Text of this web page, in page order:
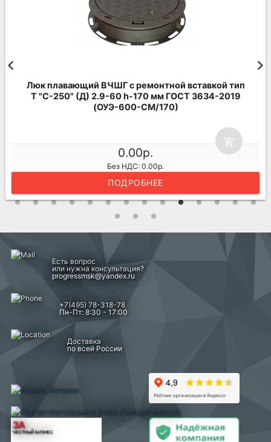
Люк плавающий ВЧШГ с ремонтной вставкой тип
Т "С-250" (Д) 2.9-60 h-170 мм ГОСТ 3634-2019
(ОУЭ-600-СМ/170)
add_shopping_cart
0.00р.
Без НДС: 0.00р.
ПОДРОБНЕЕ
Есть вопрос
или нужна консультация?
progressmsk@yandex.ru
+7(495) 78-318-78
Пн-Пт: 8:30 - 17:00
Доставка
по всей России
ЗА
ЧЕСТНЫЙ БИЗНЕС